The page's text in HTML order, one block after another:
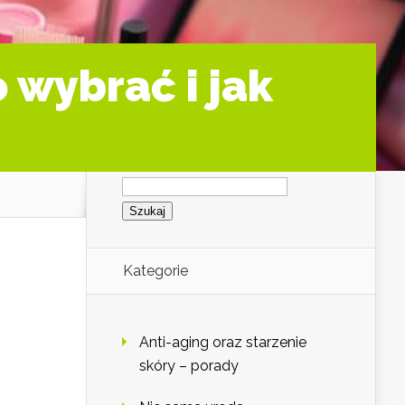
wybrać i jak
Szukaj:
Kategorie
Anti-aging oraz starzenie
skóry – porady